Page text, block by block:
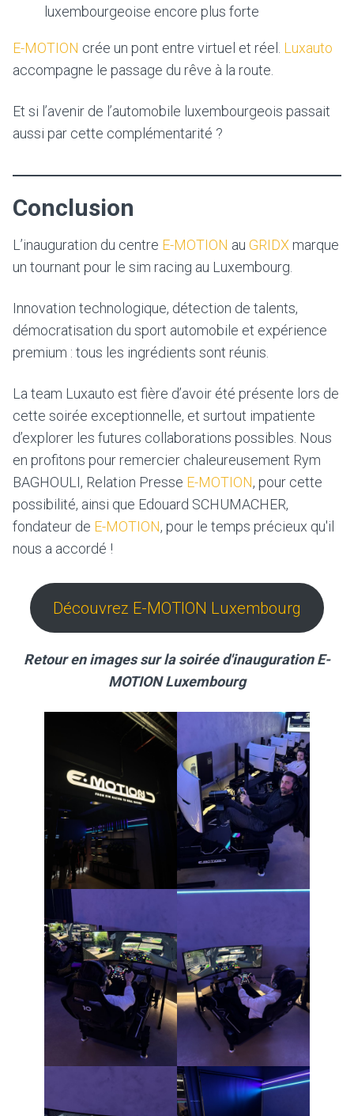
luxembourgeoise encore plus forte
E-MOTION crée un pont entre virtuel et réel. Luxauto
accompagne le passage du rêve à la route.
Et si l’avenir de l’automobile luxembourgeois passait
aussi par cette complémentarité ?
Conclusion
L’inauguration du centre E-MOTION au GRIDX marque
un tournant pour le sim racing au Luxembourg.
Innovation technologique, détection de talents,
démocratisation du sport automobile et expérience
premium : tous les ingrédients sont réunis.
La team Luxauto est fière d’avoir été présente lors de
cette soirée exceptionnelle, et surtout impatiente
d’explorer les futures collaborations possibles. Nous
en profitons pour remercier chaleureusement Rym
BAGHOULI, Relation Presse E-MOTION, pour cette
possibilité, ainsi que Edouard SCHUMACHER,
fondateur de E-MOTION, pour le temps précieux qu'il
nous a accordé !
Découvrez E-MOTION Luxembourg
Retour en images sur la soirée d'inauguration E-
MOTION Luxembourg